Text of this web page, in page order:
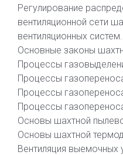
Регулирование
вентиляционной сети
вентиляционных систем.
Основные законы
Процессы
Процессы
Процессы
Процессы
Основы шахтной
Основы шахтной
Вентиляция выемочных